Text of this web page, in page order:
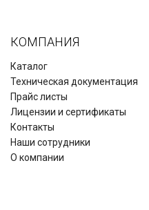
КОМПАНИЯ
Каталог
Техническая документация
Прайс листы
Лицензии и сертификаты
Контакты
Наши сотрудники
О компании